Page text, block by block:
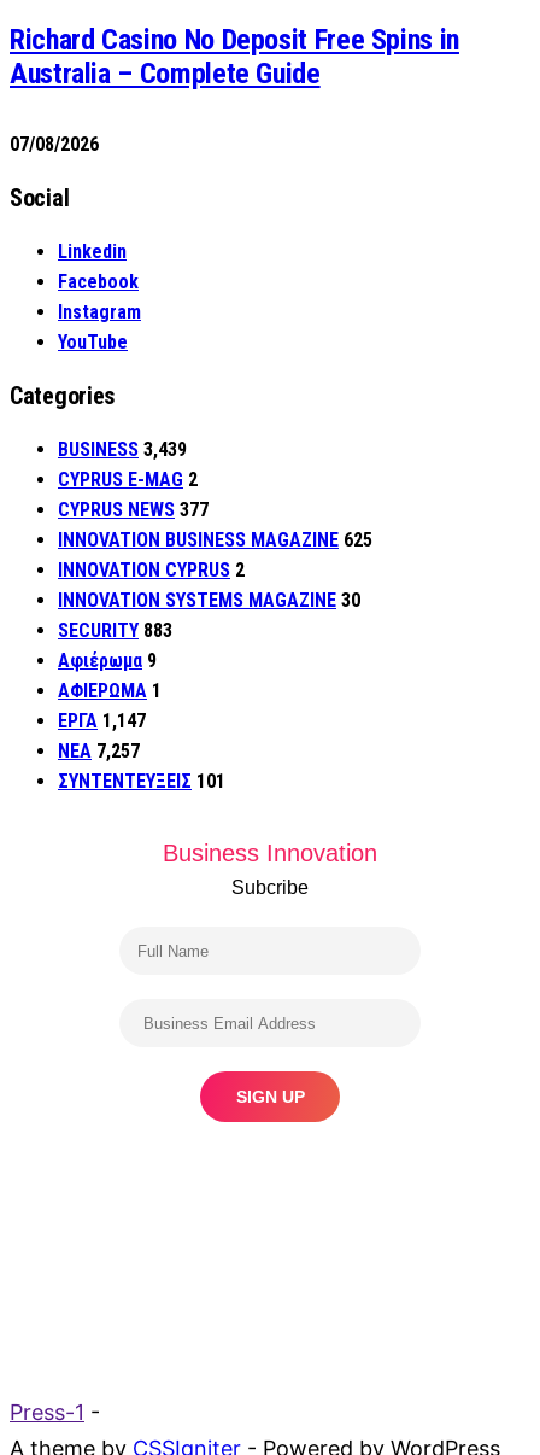
Richard Casino No Deposit Free Spins in
Australia – Complete Guide
07/08/2026
Social
Linkedin
Facebook
Instagram
YouTube
Categories
BUSINESS 3,439
CYPRUS E-MAG 2
CYPRUS NEWS 377
INNOVATION BUSINESS MAGAZINE 625
INNOVATION CYPRUS 2
INNOVATION SYSTEMS MAGAZINE 30
SECURITY 883
Αφιέρωμα 9
ΑΦΙΕΡΩΜΑ 1
ΕΡΓΑ 1,147
ΝΕΑ 7,257
ΣΥΝΤΕΝΤΕΥΞΕΙΣ 101
Business Innovation
Subcribe
Press-1 -
A theme by CSSIgniter - Powered by WordPress